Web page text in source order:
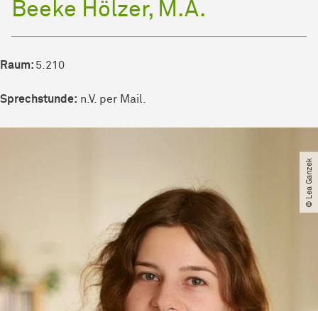
Beeke Hölzer, M.A.
Raum: 5.210
Sprechstunde: n.V. per Mail.
© Lea Ganzek